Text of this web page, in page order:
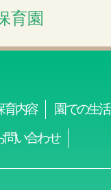
育園
育内容 園での生活
問い合わせ